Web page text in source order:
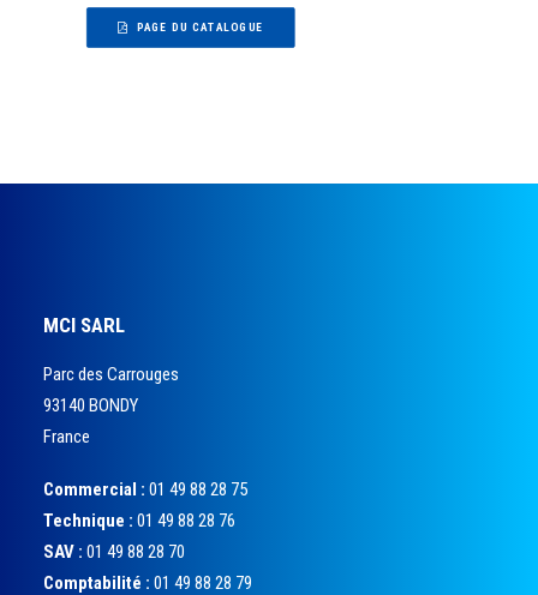
PAGE DU CATALOGUE
MCI SARL
Parc des Carrouges
93140 BONDY
France
Commercial : 01 49 88 28 75
Technique : 01 49 88 28 76
SAV : 01 49 88 28 70
Comptabilité : 01 49 88 28 79